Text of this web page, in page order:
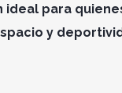
ideal para
y